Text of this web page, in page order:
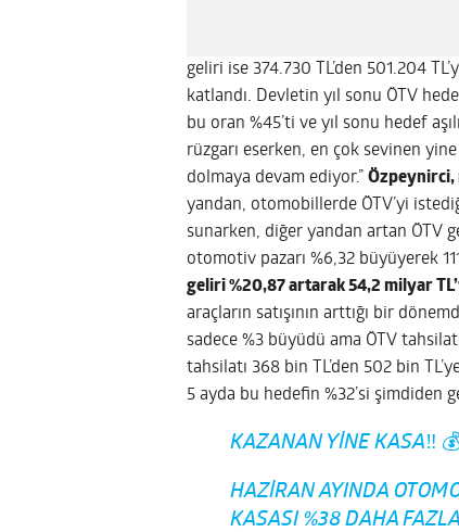
geliri ise 374.730 TL’den 501.204
katlandı. Devletin yıl sonu ÖTV
bu oran %45’ti ve yıl sonu hedef
rüzgarı eserken, en çok sevinen
dolmaya devam ediyor.” Özpeynirci,
yandan, otomobillerde ÖTV’yi
sunarken, diğer yandan artan ÖTV
otomotiv pazarı %6,32 büyüyerek
geliri %20,87 artarak 54,2 milyar
araçların satışının arttığı bir
sadece %3 büyüdü ama ÖTV
tahsilatı 368 bin TL’den 502 bin
5 ayda bu hedefin %32’si şimdiden
KAZANAN YINE KASA‼️
HAZIRAN AYINDA
KASASI %38 DAHA